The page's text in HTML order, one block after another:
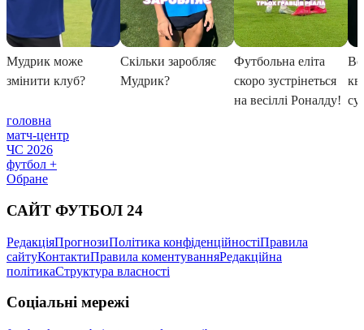
головна
матч-центр
ЧС 2026
футбол +
Обране
САЙТ ФУТБОЛ 24
РедакціяПрогнозиПолітика конфіденційностіПравила
сайтуКонтактиПравила коментуванняРедакційна
політикаСтруктура власності
Соціальні мережі